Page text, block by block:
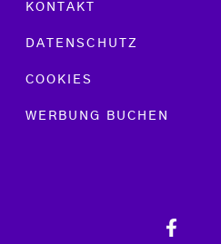
KONTAKT
DATENSCHUTZ
COOKIES
WERBUNG BUCHEN